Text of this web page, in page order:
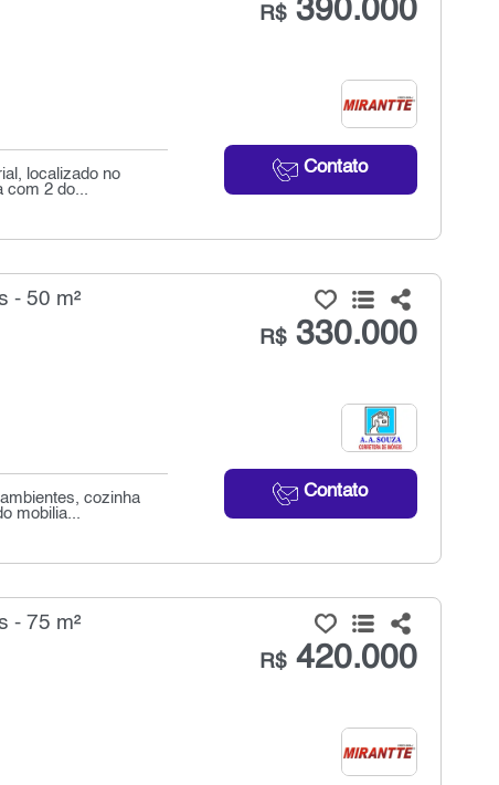
R$390.000
Contato
localizado no
com 2 do...
- 50 m²
R$330.000
Contato
cozinha
mobilia...
- 75 m²
R$420.000